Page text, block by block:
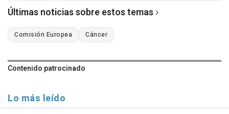
Últimas noticias sobre estos temas
Comisión Europea Cáncer
Contenido patrocinado
Lo más leído